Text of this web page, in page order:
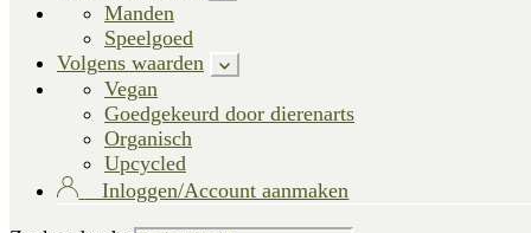
Manden
Speelgoed
Volgens waarden
Vegan
Goedgekeurd door dierenarts
Organisch
Upcycled
Inloggen/Account aanmaken